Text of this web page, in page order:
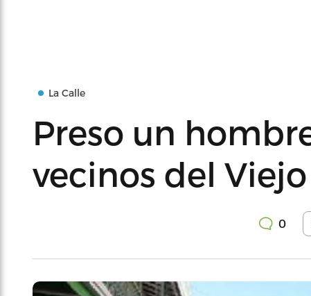
La Calle
Preso un
vecinos del
0